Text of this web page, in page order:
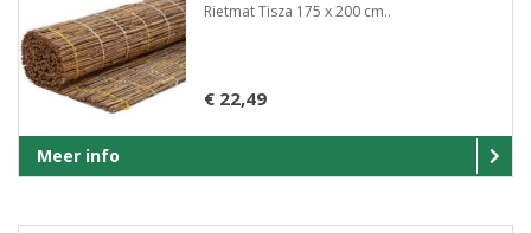
Rietmat Tisza 175 x 200 cm..
€ 22,49
Meer info